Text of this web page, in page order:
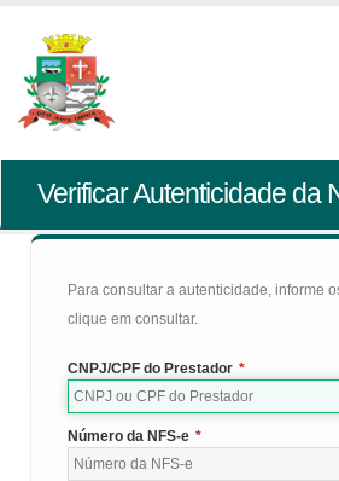
Verificar Autenticidade da
Para consultar a autenticidade, informe
clique em consultar.
CNPJ/CPF do Prestador *
Número da NFS-e *